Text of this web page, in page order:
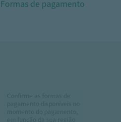
Formas de pagamento